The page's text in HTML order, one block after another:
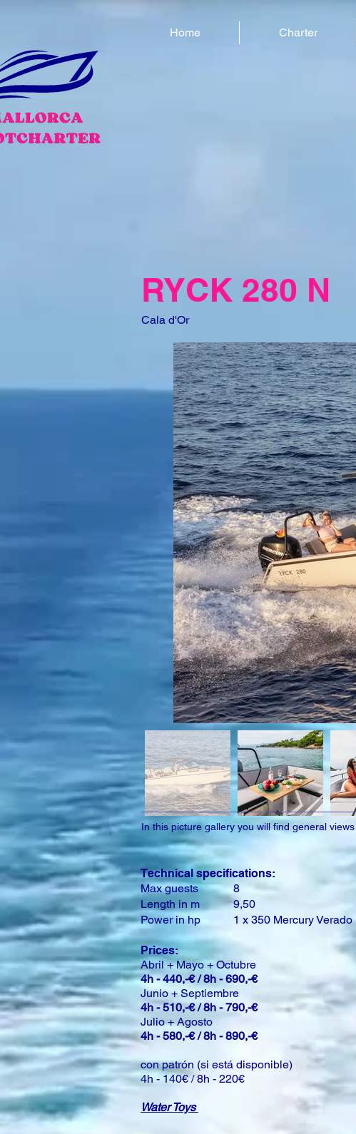
Home Charter
RYCK 280 N
Cala d'Or
In this picture gallery you will find general
Technical specifications:
Max guests
Length in m
Power in hp
8
9,50
1 x 350 Mercury Verado
Prices:
Abril + Mayo + Octubre
4h - 440,-€ / 8h - 690,-€
Junio + Septiembre
4h - 510,-€ / 8h - 790,-€
Julio + Agosto
4h - 580,-€ / 8h - 890,-€
con patrón (si está disponible)
4h - 140€ / 8h - 220€
Water Toys